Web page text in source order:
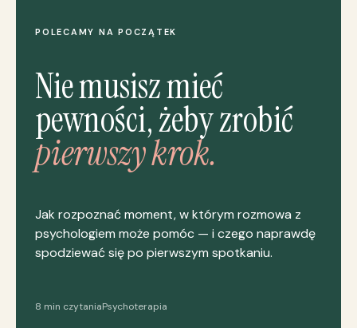
POLECAMY NA POCZĄTEK
Nie musisz mieć
pewności, żeby zrobić
pierwszy krok.
Jak rozpoznać moment, w którym rozmowa z
psychologiem może pomóc — i czego naprawdę
spodziewać się po pierwszym spotkaniu.
8 min czytaniaPsychoterapia